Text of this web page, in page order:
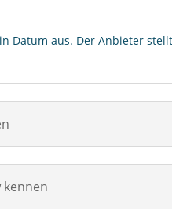
Datum aus. Der Anbieter
kennen